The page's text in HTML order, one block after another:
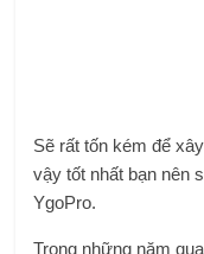
Sẽ rất tốn kém để
vậy tốt nhất bạn nên
YgoPro.
Trong những năm